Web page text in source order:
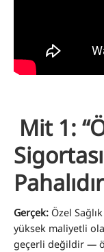
Mit 1:
Gerçek: Özel
yüksek maliyetli
geçerli değildir —